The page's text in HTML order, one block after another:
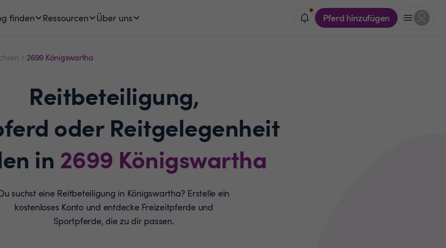
finden Ressourcen Über uns Pferd hinzufügen
2699 Königswartha
Reitbeteiligung,
oder Reitgelegenheit
in 2699 Königswartha
suchst eine Reitbeteiligung in Königswartha? Erstelle ein
kostenloses Konto und entdecke Freizeitpferde und
Sportpferde, die zu dir passen.